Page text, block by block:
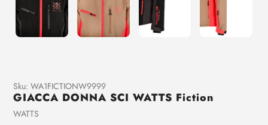
Aggiunta
di
prodotto
Sku: WA1FICTIONW9999
GIACCA DONNA SCI WATTS Fiction
Venditrice
WATTS